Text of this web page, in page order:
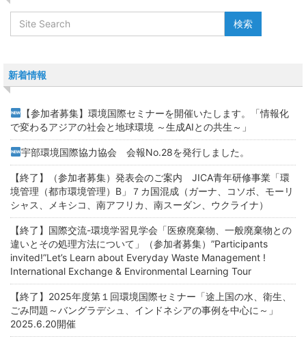
新着情報
【参加者募集】環境国際セミナーを開催いたします。「情報化
で変わるアジアの社会と地球環境 ～生成AIとの共生～」
宇部環境国際協力協会 会報No.28を発行しました。
【終了】（参加者募集）発表会のご案内 JICA青年研修事業「環
境管理（都市環境管理）B」７カ国混成（ガーナ、コソボ、モーリ
シャス、メキシコ、南アフリカ、南スーダン、ウクライナ）
【終了】国際交流-環境学習見学会「医療廃棄物、一般廃棄物との
違いとその処理方法について」（参加者募集）”Participants
invited!”Let’s Learn about Everyday Waste Management !
International Exchange & Environmental Learning Tour
【終了】2025年度第１回環境国際セミナー「途上国の水、衛生、
ごみ問題～バングラデシュ、インドネシアの事例を中心に～」
2025.6.20開催